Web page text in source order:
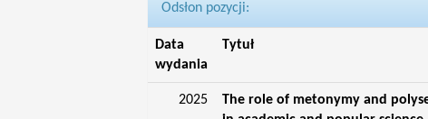
Odsłon pozycji:
Data
wydania
Tytuł
2025
The role of metonymy and